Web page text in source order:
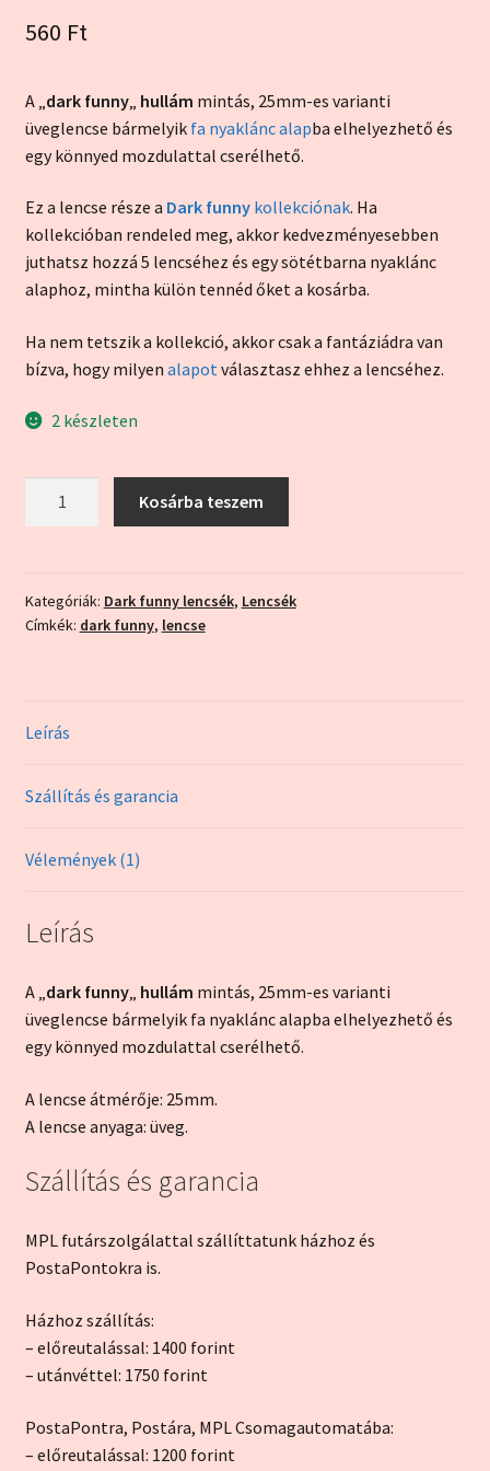
értékelés
560 Ft
A „ dark funny„ hullám mintás, 25mm-es varianti
üveglencse bármelyik fa nyaklánc alapba elhelyezhető és
egy könnyed mozdulattal cserélhető.
Ez a lencse része a Dark funnykollekciónak. Ha
kollekcióban rendeled meg, akkor kedvezményesebben
juthatsz hozzá 5 lencséhez és egy sötétbarna nyaklánc
alaphoz, mintha külön tennéd őket a kosárba.
Ha nem tetszik a kollekció, akkor csak a fantáziádra van
bízva, hogy milyen alapot választasz ehhez a lencséhez.
2 készleten
Kosárba teszem
Kategóriák: Dark funny lencsék, Lencsék
Címkék: dark funny, lencse
Leírás
Szállítás és garancia
Vélemények (1)
Leírás
A „dark funny„ hullám mintás, 25mm-es varianti
üveglencse bármelyik fa nyaklánc alapba elhelyezhető és
egy könnyed mozdulattal cserélhető.
A lencse átmérője: 25mm.
A lencse anyaga: üveg.
Szállítás és garancia
MPL futárszolgálattal szállíttatunk házhoz és
PostaPontokra is.
Házhoz szállítás:
– előreutalással: 1400 forint
– utánvéttel: 1750 forint
PostaPontra, Postára, MPL Csomagautomatába:
– előreutalással: 1200 forint